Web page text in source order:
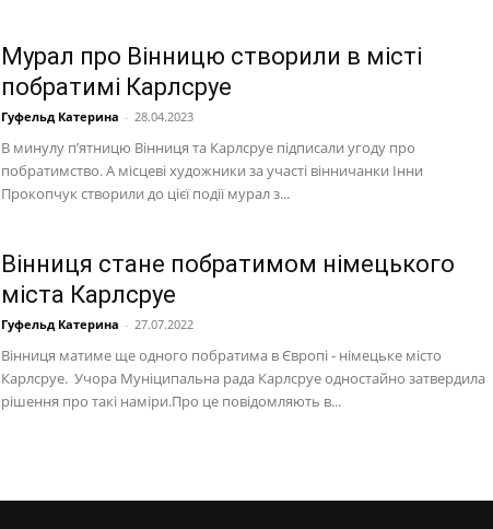
Мурал про Вінницю створили в місті
побратимі Карлсруе
Гуфельд Катерина - 28.04.2023
В минулу п’ятницю Вінниця та Карлсруе підписали угоду про
побратимство. А місцеві художники за участі вінничанки Інни
Прокопчук створили до цієї події мурал з...
Вінниця стане побратимом німецького
міста Карлсруе
Гуфельд Катерина - 27.07.2022
Вінниця матиме ще одного побратима в Європі - німецьке місто
Карлсруе. Учора Муніципальна рада Карлсруе одностайно затвердила
рішення про такі наміри.Про це повідомляють в...